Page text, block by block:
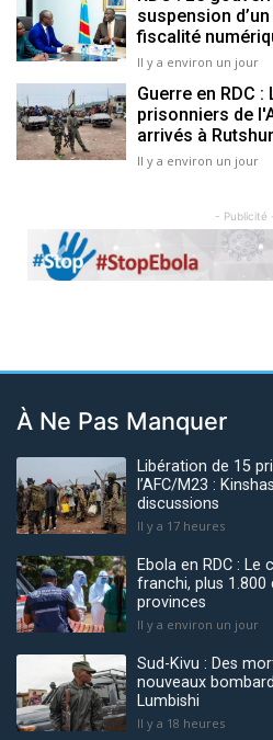
suspension
fiscalité
Il y a environ un jour
Guerre en RDC
prisonniers de
arrivés à
Il y a environ un jour
- Publicité
Previous
À Ne Pas Manquer
Libération de 15
l’AFC/M23 :
discussions
Il y a 17 heures
Ebola en RDC :
franchi, plus 1.800
provinces
Il y a environ un jour
Sud-Kivu : Des
nouveaux
Lumbishi
Il y a 18 heures